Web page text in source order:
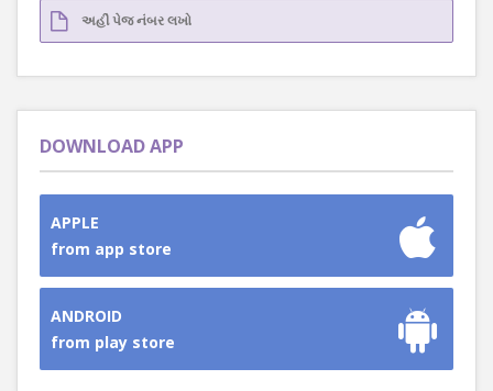
DOWNLOAD APP
APPLE
from app store
ANDROID
from play store